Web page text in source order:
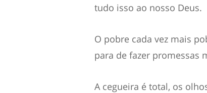
tudo isso ao nosso Deus.
O pobre cada vez mais
para de fazer promessas
A cegueira é total, os